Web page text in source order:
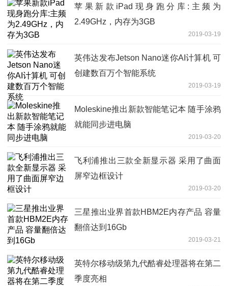
苹果新款iPad现身跑分库:主频为
2.49GHz，内存为3GB
2019-03-19
英伟达发布Jetson Nano迷你AI计算机 可
创建数百万个智能系统
2019-03-19
Moleskine推出新款智能笔记本 随手涂鸦
就能同步进电脑
2019-03-20
飞利浦推出三款全新显示器 采用了曲面
屏窄边框设计
2019-03-20
三星推出业界首款HBM2E内存产品 容量
翻倍达到16Gb
2019-03-21
英特尔移动级第九代酷睿处理器将在第二
季度亮相